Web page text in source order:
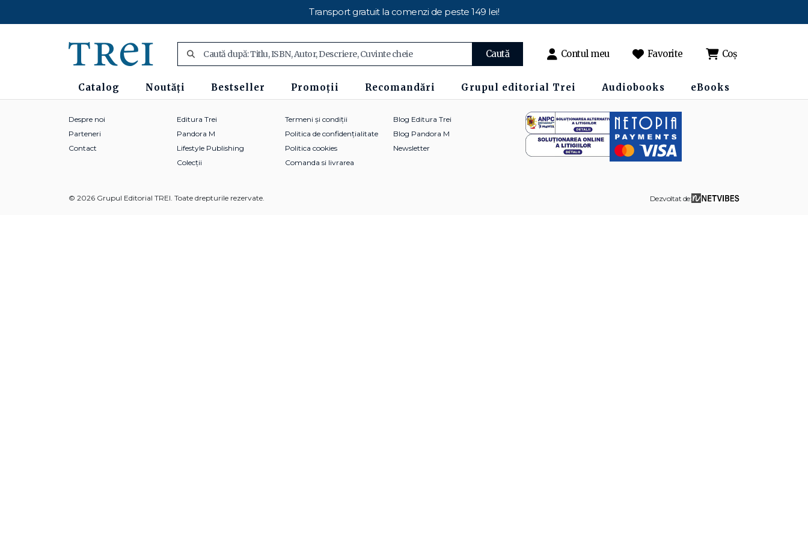
Transport gratuit la comenzi de peste 149 lei!
Caută Contul meu Favorite Coș
Catalog Noutăți Bestseller Promoții Recomandări Grupul editorial Trei Audiobooks eBooks
Despre noi
Parteneri
Contact
Editura Trei
Pandora M
Lifestyle Publishing
Colecții
Termeni și condiții
Politica de confidențialitate
Politica cookies
Comanda si livrarea
Blog Editura Trei
Blog Pandora M
Newsletter
© 2026 Grupul Editorial TREI. Toate drepturile rezervate. Dezvoltat de: